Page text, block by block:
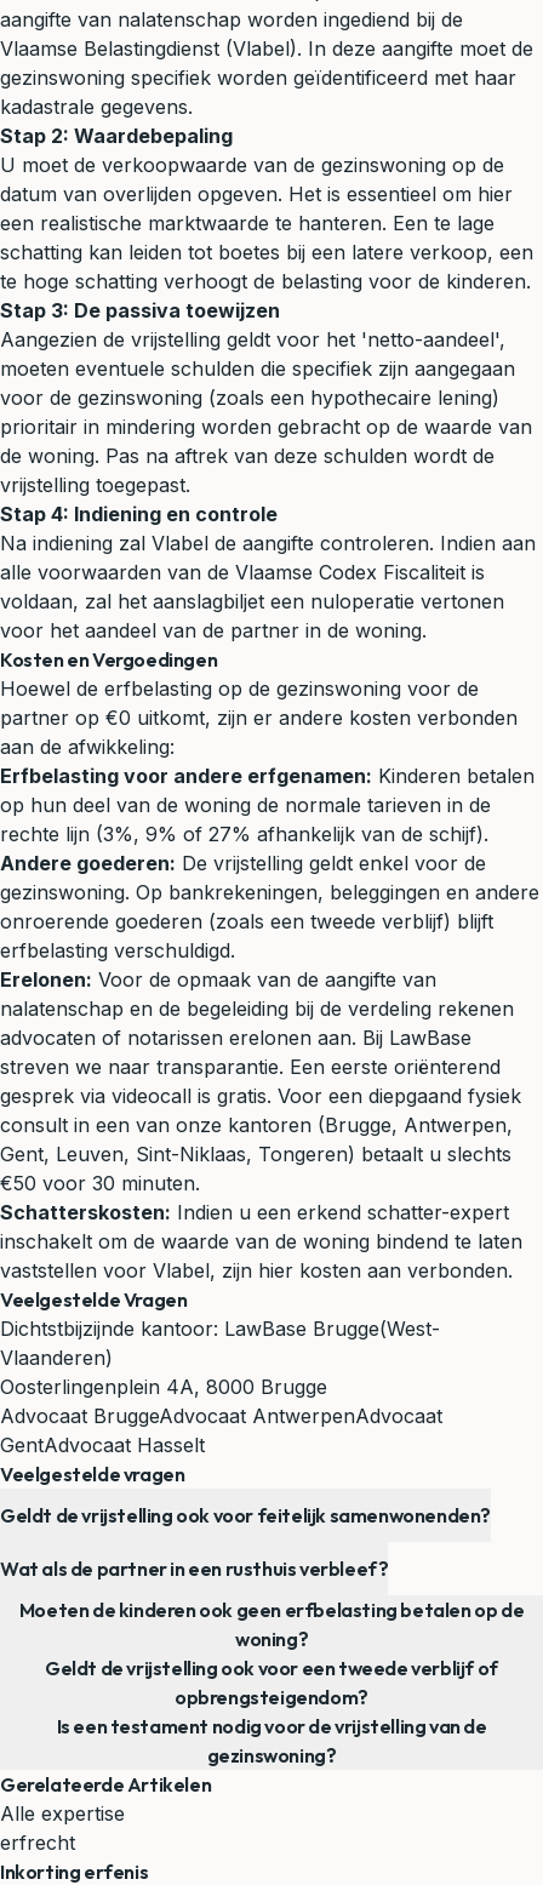
aangifte van nalatenschap worden ingediend bij de
Vlaamse Belastingdienst (Vlabel). In deze aangifte moet de
gezinswoning specifiek worden geïdentificeerd met haar
kadastrale gegevens.
Stap 2: Waardebepaling
U moet de verkoopwaarde van de gezinswoning op de
datum van overlijden opgeven. Het is essentieel om hier
een realistische marktwaarde te hanteren. Een te lage
schatting kan leiden tot boetes bij een latere verkoop, een
te hoge schatting verhoogt de belasting voor de kinderen.
Stap 3: De passiva toewijzen
Aangezien de vrijstelling geldt voor het 'netto-aandeel',
moeten eventuele schulden die specifiek zijn aangegaan
voor de gezinswoning (zoals een hypothecaire lening)
prioritair in mindering worden gebracht op de waarde van
de woning. Pas na aftrek van deze schulden wordt de
vrijstelling toegepast.
Stap 4: Indiening en controle
Na indiening zal Vlabel de aangifte controleren. Indien aan
alle voorwaarden van de Vlaamse Codex Fiscaliteit is
voldaan, zal het aanslagbiljet een nuloperatie vertonen
voor het aandeel van de partner in de woning.
Kosten en Vergoedingen
Hoewel de erfbelasting op de gezinswoning voor de
partner op €0 uitkomt, zijn er andere kosten verbonden
aan de afwikkeling:
Erfbelasting voor andere erfgenamen: Kinderen betalen
op hun deel van de woning de normale tarieven in de
rechte lijn (3%, 9% of 27% afhankelijk van de schijf).
Andere goederen: De vrijstelling geldt enkel voor de
gezinswoning. Op bankrekeningen, beleggingen en andere
onroerende goederen (zoals een tweede verblijf) blijft
erfbelasting verschuldigd.
Erelonen: Voor de opmaak van de aangifte van
nalatenschap en de begeleiding bij de verdeling rekenen
advocaten of notarissen erelonen aan. Bij LawBase
streven we naar transparantie. Een eerste oriënterend
gesprek via videocall is gratis. Voor een diepgaand fysiek
consult in een van onze kantoren (Brugge, Antwerpen,
Gent, Leuven, Sint-Niklaas, Tongeren) betaalt u slechts
€50 voor 30 minuten.
Schatterskosten: Indien u een erkend schatter-expert
inschakelt om de waarde van de woning bindend te laten
vaststellen voor Vlabel, zijn hier kosten aan verbonden.
Veelgestelde Vragen
Dichtstbijzijnde kantoor: LawBase Brugge(West-
Vlaanderen)
Oosterlingenplein 4A, 8000 Brugge
Advocaat BruggeAdvocaat AntwerpenAdvocaat
GentAdvocaat Hasselt
Veelgestelde vragen
Geldt de vrijstelling ook voor feitelijk samenwonenden?
Wat als de partner in een rusthuis verbleef?
Moeten de kinderen ook geen erfbelasting betalen op de
woning?
Geldt de vrijstelling ook voor een tweede verblijf of
opbrengsteigendom?
Is een testament nodig voor de vrijstelling van de
gezinswoning?
Gerelateerde Artikelen
Alle expertise
erfrecht
Inkorting erfenis